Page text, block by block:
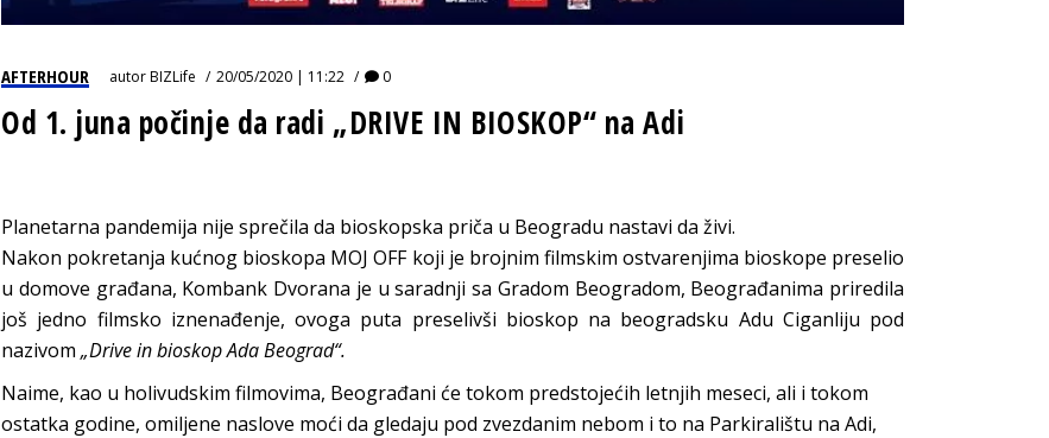
AFTERHOUR autorBIZLife 20/05/2020 | 11:22 0
Od 1. juna počinje da radi „DRIVE IN BIOSKOP“ na Adi
Planetarna pandemija nije sprečila da bioskopska priča u Beogradu nastavi da živi.
Nakon pokretanja kućnog bioskopa MOJ OFF koji je brojnim filmskim ostvarenjima bioskope preselio
u domove građana, Kombank Dvorana je u saradnji sa Gradom Beogradom, Beograđanima priredila
još jedno filmsko iznenađenje, ovoga puta preselivši bioskop na beogradsku Adu Ciganliju pod
nazivom „Drive in bioskop Ada Beograd“.
Naime, kao u holivudskim filmovima, Beograđani će tokom predstojećih letnjih meseci, ali i tokom
ostatka godine, omiljene naslove moći da gledaju pod zvezdanim nebom i to na Parkiralištu na Adi,